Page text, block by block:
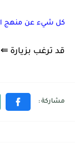
كل شيء عن منهج Mega Goal للمرحلة الثانوية
قد ترغب بزيارة ⇚